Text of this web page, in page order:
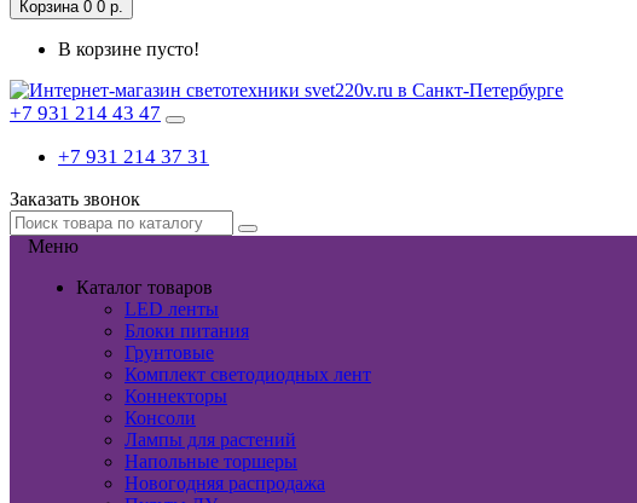
Корзина 0 0 р.
В корзине пусто!
+7 931 214 43 47
+7 931 214 37 31
Заказать звонок
Меню
Каталог товаров
LED ленты
Блоки питания
Грунтовые
Комплект светодиодных лент
Коннекторы
Консоли
Лампы для растений
Напольные торшеры
Новогодняя распродажа